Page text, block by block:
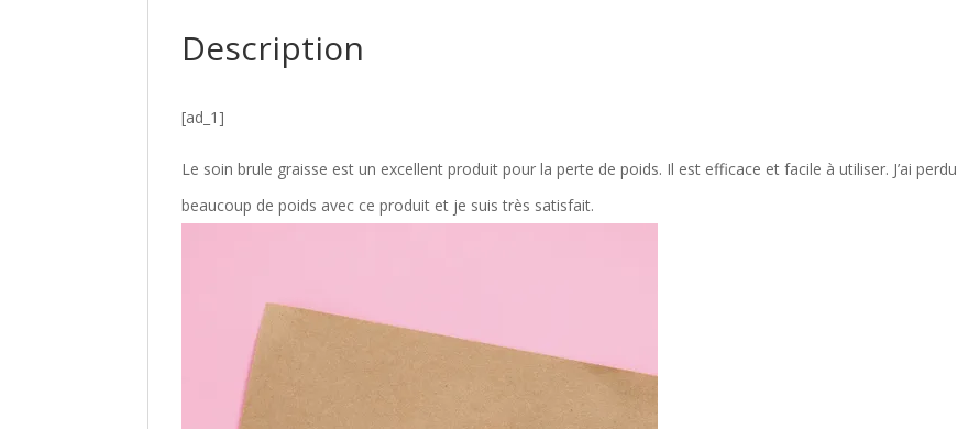
Description
[ad_1]
Le soin brule graisse est un excellent produit pour la perte de poids. Il est efficace et facile à utiliser. J’ai perdu
beaucoup de poids avec ce produit et je suis très satisfait.